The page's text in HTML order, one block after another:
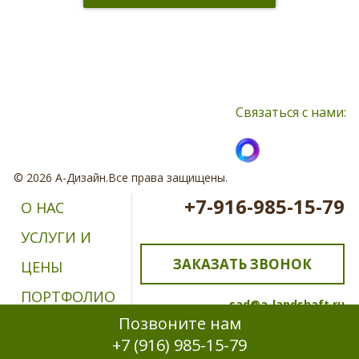
© 2026 А-Дизайн.Все права защищены.
Связаться с нами:
О НАС
УСЛУГИ И
ЦЕНЫ
ПОРТФОЛИО
+7-916-985-15-79
ЗАКАЗАТЬ ЗВОНОК
sad@a-landshaft.ru
Позвоните нам
+7 (916) 985-15-79